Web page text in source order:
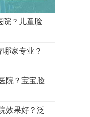
院？儿童脸
家专业？
院？宝宝脸
效果好？泛